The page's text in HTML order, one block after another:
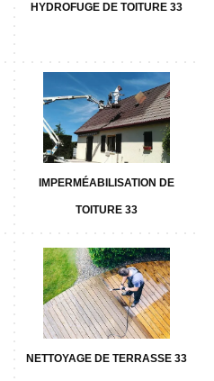
HYDROFUGE DE TOITURE 33
IMPERMÉABILISATION DE
TOITURE 33
NETTOYAGE DE TERRASSE 33